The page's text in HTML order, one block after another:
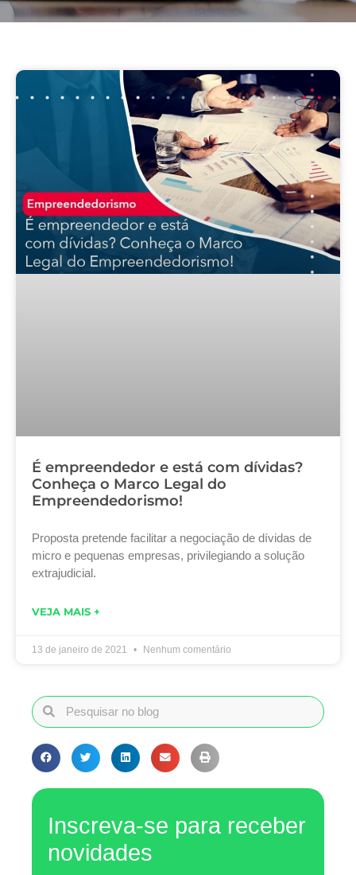
É empreendedor e está com dívidas?
Conheça o Marco Legal do
Empreendedorismo!
Proposta pretende facilitar a negociação de dívidas de
micro e pequenas empresas, privilegiando a solução
extrajudicial.
VEJA MAIS +
13 de janeiro de 2021 Nenhum comentário
Inscreva-se para receber
novidades